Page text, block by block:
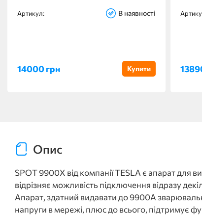
Артикул: В наявності
14000 грн Купити
Опис
SPOT 9900Х від компанії TESLA є апарат для
відрізняє можливість підключення відразу
Апарат, здатний видавати до 9900А
напруги в мережі, плюс до всього, підтримує